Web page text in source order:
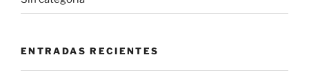
ENTRADAS RECIENTES